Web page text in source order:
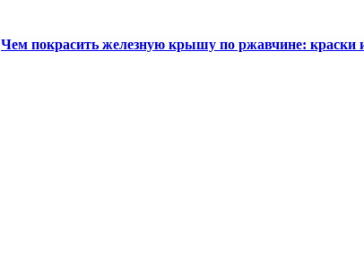
Чем покрасить железную крышу по ржавчине: краски